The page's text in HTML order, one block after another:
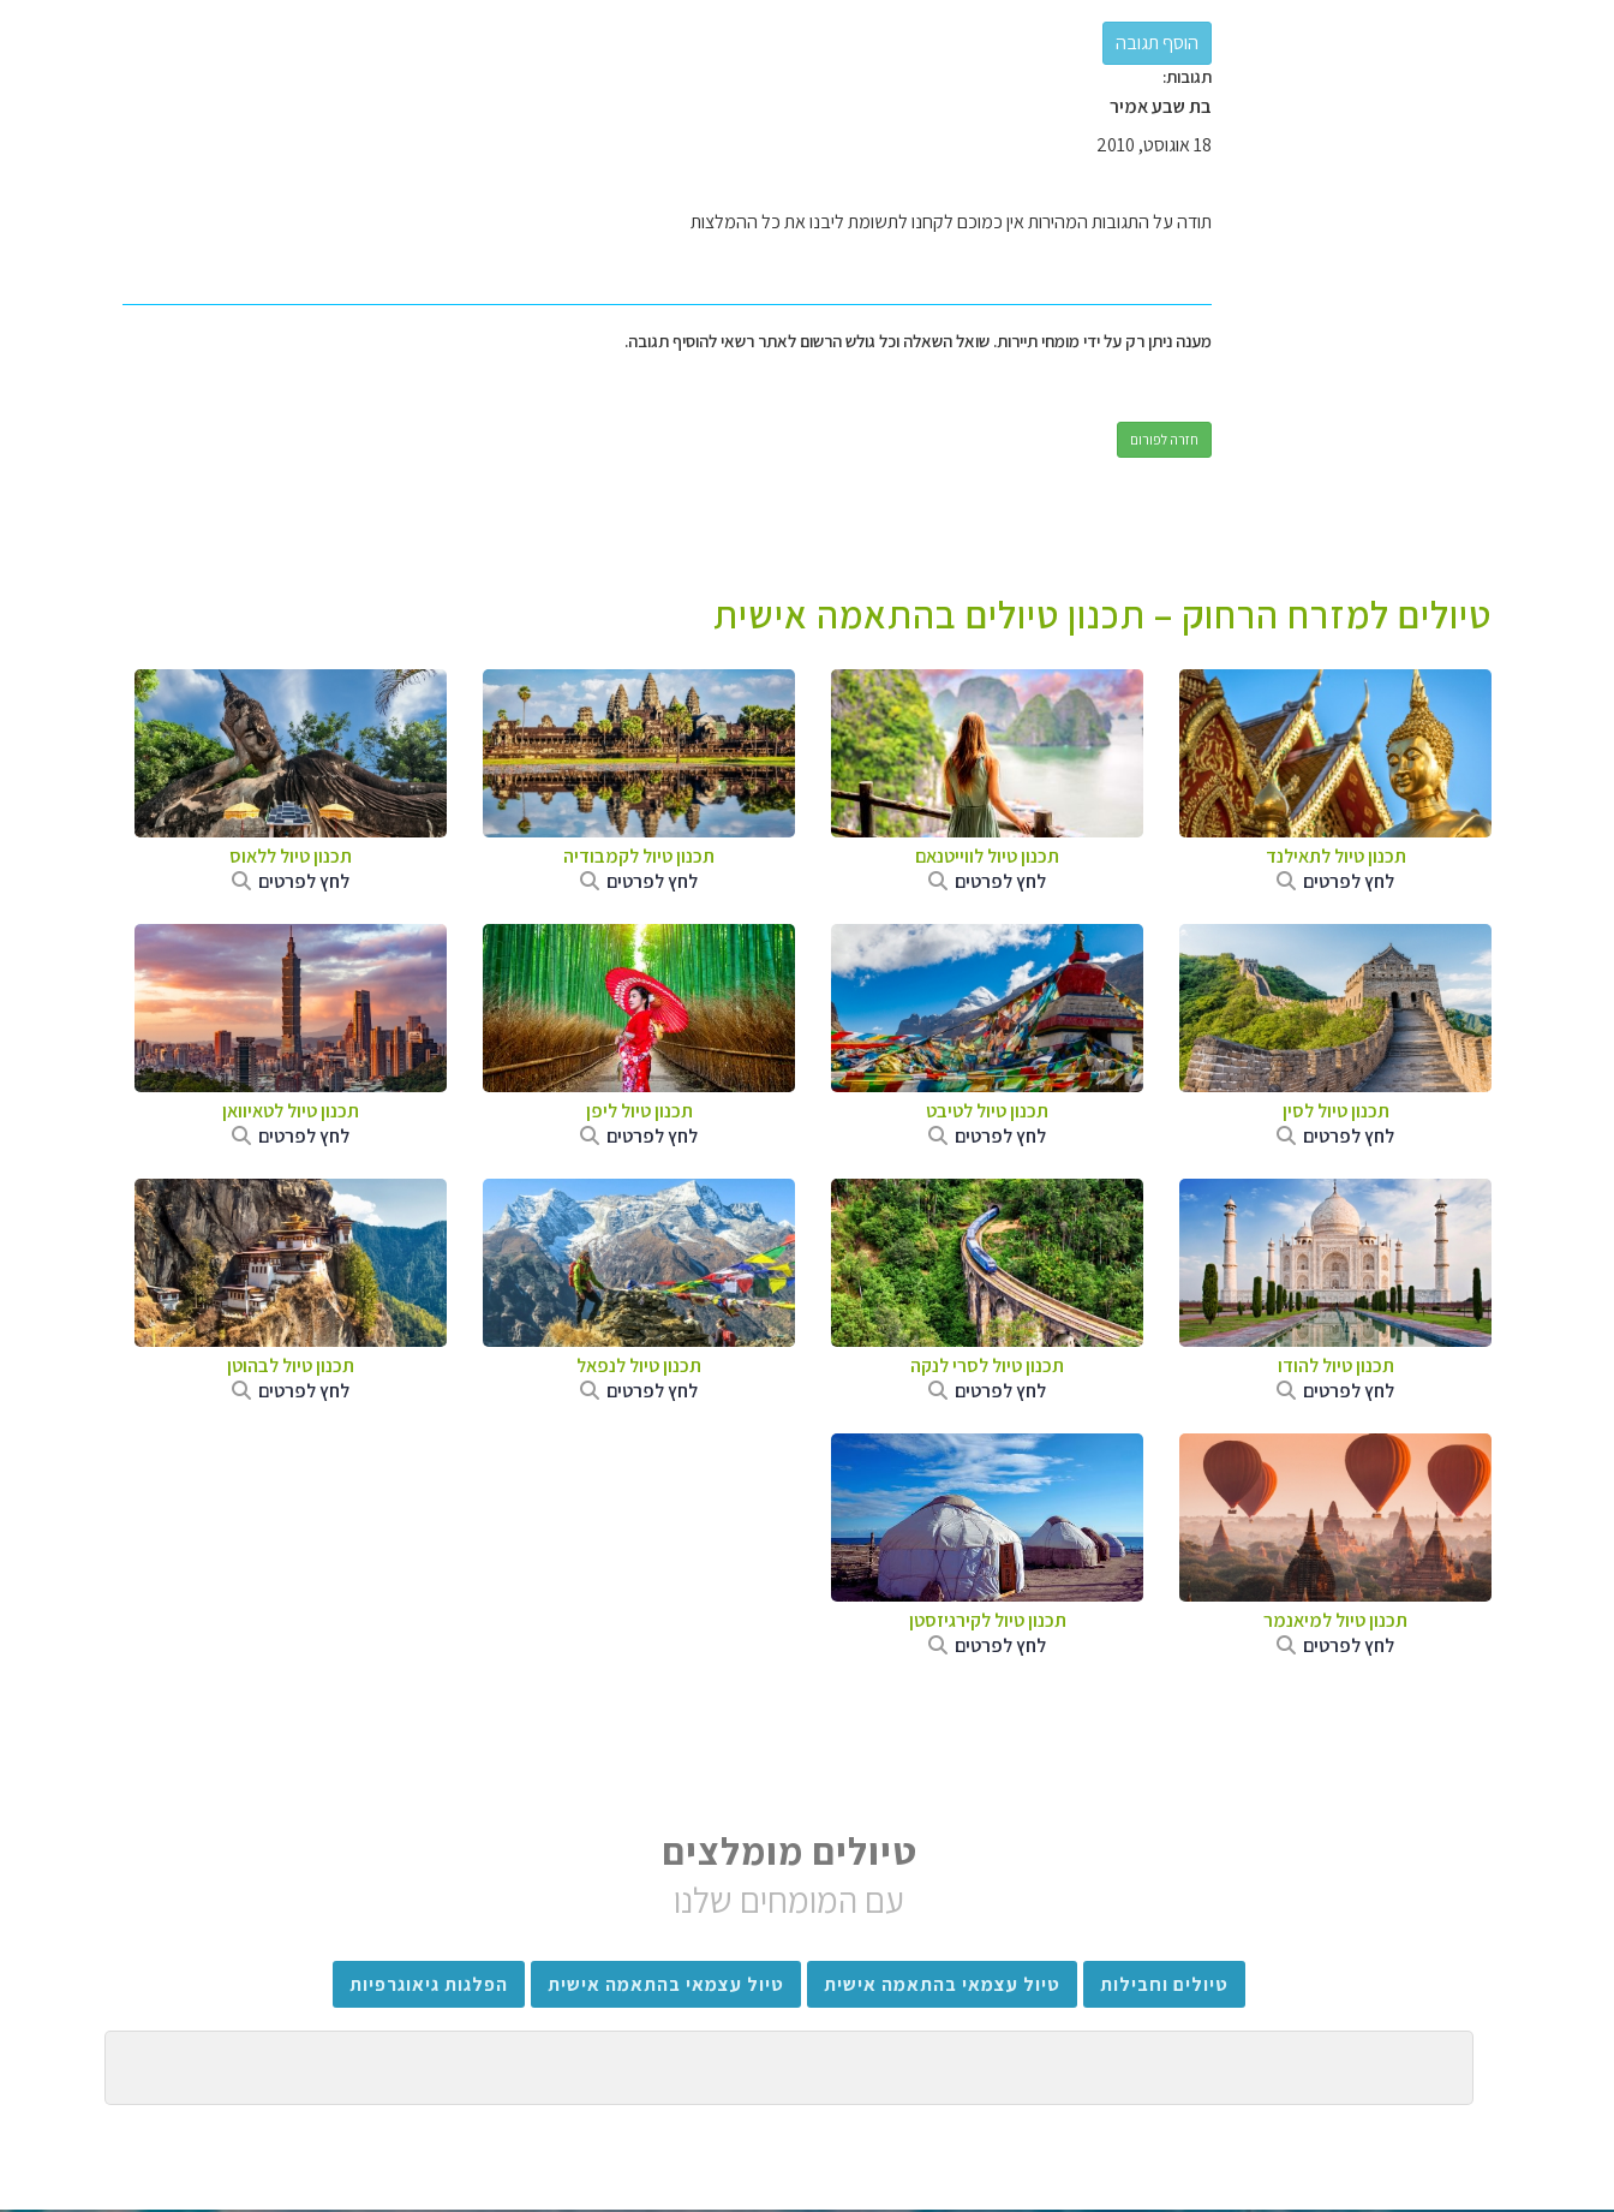
תגובות:
בת שבע אמיר
18 אוגוסט, 2010
תודה על התגובות המהירות אין כמוכם לקחנו לתשומת ליבנו את כל ההמלצות
מענה ניתן רק על ידי מומחי תיירות. שואל השאלה וכל גולש הרשום לאתר רשאי להוסיף תגובה.
חזרה לפורום
טיולים למזרח הרחוק – תכנון טיולים בהתאמה אישית
תכנון טיול לתאילנד
לחץ לפרטים
תכנון טיול לווייטנאם
לחץ לפרטים
תכנון טיוללקמבודיה
לחץ לפרטים
תכנון טיולללאוס
לחץ לפרטים
תכנון טיוללסין
לחץ לפרטים
תכנון טיוללטיבט
לחץ לפרטים
תכנון טיולליפן
לחץ לפרטים
תכנון טיוללטאיוואן
לחץ לפרטים
תכנון טיוללהודו
לחץ לפרטים
תכנון טיוללסרי לנקה
לחץ לפרטים
תכנון טיול לנפאל
לחץ לפרטים
תכנון טיול לבהוטן
לחץ לפרטים
תכנון טיוללמיאנמר
לחץ לפרטים
תכנון טיוללקירגיזסטן
לחץ לפרטים
טיולים מומלצים
עם המומחים שלנו
טיולים וחבילות טיול עצמאי בהתאמה אישית טיול עצמאי בהתאמה אישית הפלגות גיאוגרפיות